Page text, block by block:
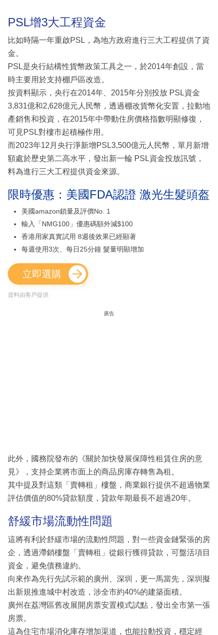
PSL增3大工程資金
比如時隔一年重啟PSL，為地方政府進行三大工程提供了資
金。
PSL是央行結構性貨幣政策工具之一，於2014年創設，當
時主要用於支持棚戶區改造。
按資料顯示，央行在2014年、2015年分別投放 PSL資金
3,831億和2,628億元人民幣，透過棚改貨幣化安置，拉動地
產銷售和投資，在2015年中帶動住房價格指數明顯修復，
可見PSL對樓市起積極作用。
而2023年12月央行淨新增PSL3,500億元人民幣，單月新增
額處於歷史第二高水平，發出新一輪 PSL資金投放訊號，
料為進行三大工程提供資金來源。
限時優惠：美國FDA認證 激光生髮頭盔
美國amazon鎖量及評價No. 1
輸入「NMG100」優惠碼額外減$100
香港用家真實試用 8週後效果已經顯著
每週使用3次、每日25分鐘 髮量明顯增加
立即選購
資料由客戶提供
廣告
此外，國務院發布的《關於加快發展保障性租賃住房的意
見》，支持企業將市面上的商品房庫存轉售為租。
其中提及對這類「賣轉租」樓盤，商業銀行提供不超過物業
評估價值的80%貸款額度，貸款年期最長不超過20年。
舒緩市場流動性問題
這將有利於舒緩市場的流動性問題，對一些資金鏈緊張的房
企，透過滯銷樓盤「賣轉租」從銀行獲得貸款，可盤活項目
資金，避免債務違約。
向來作為先行先試示範的廣州、深圳，更一馬當先，深圳擬
出新規推進城中村改造，涉全市約40%的建築面積。
廣州在荔灣區舊改展開房票安置模式試點，發出全市第一張
房票。
這為住宅市場消化庫存增加渠道，也能拉動投資，穩定經